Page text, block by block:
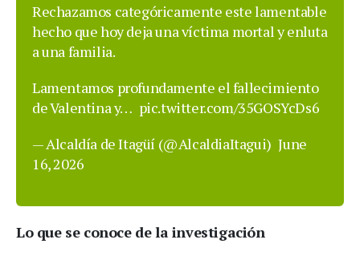
Rechazamos categóricamente este lamentable
hecho que hoy deja una víctima mortal y enluta
a una familia.
Lamentamos profundamente el fallecimiento
de Valentina y… pic.twitter.com/35GOSYcDs6
— Alcaldía de Itagüí (@AlcaldiaItagui) June
16, 2026
Lo que se conoce de la investigación